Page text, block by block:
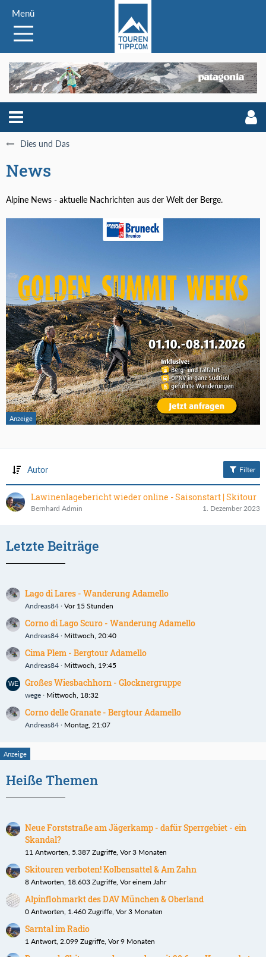
Menü
Dies und Das
News
Alpine News - aktuelle Nachrichten aus der Welt der Berge.
Autor Filter
Lawinenlagebericht wieder online - Saisonstart | Skitour
Bernhard Admin 1. Dezember 2023
Letzte Beiträge
Lago di Lares - Wanderung Adamello
Andreas84 Vor 15 Stunden
Corno di Lago Scuro - Wanderung Adamello
Andreas84 Mittwoch, 20:40
Cima Plem - Bergtour Adamello
Andreas84 Mittwoch, 19:45
Großes Wiesbachhorn - Glocknergruppe
wege Mittwoch, 18:32
Corno delle Granate - Bergtour Adamello
Andreas84 Montag, 21:07
Heiße Themen
Neue Forststraße am Jägerkamp - dafür Sperrgebiet - ein
Skandal?
11 Antworten, 5.387 Zugriffe, Vor 3 Monaten
Skitouren verboten! Kolbensattel & Am Zahn
8 Antworten, 18.603 Zugriffe, Vor einem Jahr
Alpinflohmarkt des DAV München & Oberland
0 Antworten, 1.460 Zugriffe, Vor 3 Monaten
Sarntal im Radio
1 Antwort, 2.099 Zugriffe, Vor 9 Monaten